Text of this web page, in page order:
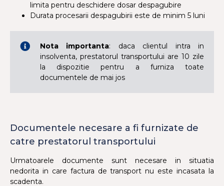
limita pentru deschidere dosar despagubire
Durata procesarii despagubirii este de minim 5 luni
Nota importanta: daca clientul intra in
insolventa, prestatorul transportului are 10 zile
la dispozitie pentru a furniza toate
documentele de mai jos
Documentele necesare a fi furnizate de
catre prestatorul transportului
Urmatoarele documente sunt necesare in situatia
nedorita in care factura de transport nu este incasata la
scadenta.